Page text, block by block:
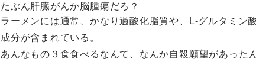
たぶん肝臓がんか脳腫瘍だろ？
ラーメンには通常、かなり過酸化脂質や、L-グルタミン
成分が含まれている。
あんなもの３食食べるなんて、なんか自殺願望があった